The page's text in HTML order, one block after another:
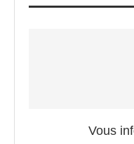
Vous